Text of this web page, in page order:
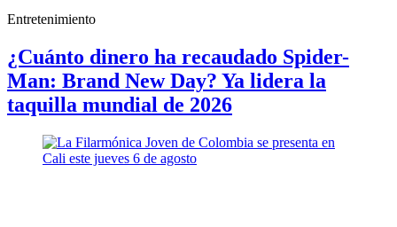
Entretenimiento
¿Cuánto dinero ha recaudado Spider-
Man: Brand New Day? Ya lidera la
taquilla mundial de 2026